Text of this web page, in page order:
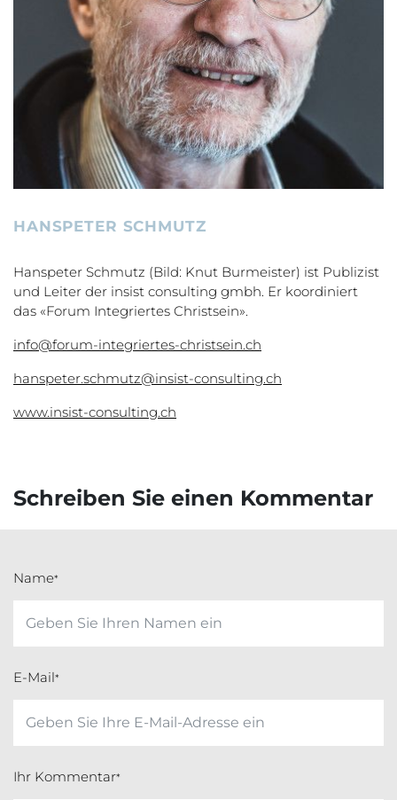
HANSPETER SCHMUTZ
Hanspeter Schmutz (Bild: Knut Burmeister) ist Publizist
und Leiter der insist consulting gmbh. Er koordiniert
das «Forum Integriertes Christsein».
info@forum-integriertes-christsein.ch
hanspeter.schmutz@insist-consulting.ch
www.insist-consulting.ch
Schreiben Sie einen Kommentar
Name*
E-Mail*
Ihr Kommentar*